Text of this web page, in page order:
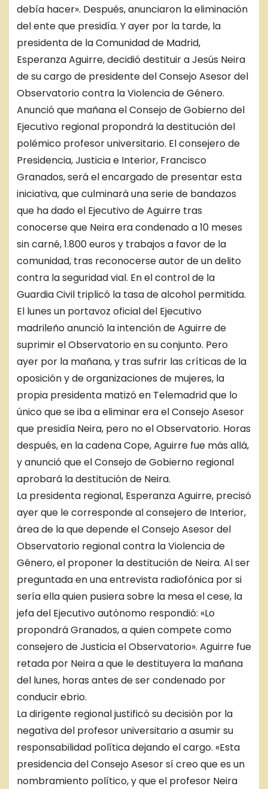
debía hacer». Después, anunciaron la eliminación
del ente que presidía. Y ayer por la tarde, la
presidenta de la Comunidad de Madrid,
Esperanza Aguirre, decidió destituir a Jesús Neira
de su cargo de presidente del Consejo Asesor del
Observatorio contra la Violencia de Género.
Anunció que mañana el Consejo de Gobierno del
Ejecutivo regional propondrá la destitución del
polémico profesor universitario. El consejero de
Presidencia, Justicia e Interior, Francisco
Granados, será el encargado de presentar esta
iniciativa, que culminará una serie de bandazos
que ha dado el Ejecutivo de Aguirre tras
conocerse que Neira era condenado a 10 meses
sin carné, 1.800 euros y trabajos a favor de la
comunidad, tras reconocerse autor de un delito
contra la seguridad vial. En el control de la
Guardia Civil triplicó la tasa de alcohol permitida.
El lunes un portavoz oficial del Ejecutivo
madrileño anunció la intención de Aguirre de
suprimir el Observatorio en su conjunto. Pero
ayer por la mañana, y tras sufrir las críticas de la
oposición y de organizaciones de mujeres, la
propia presidenta matizó en Telemadrid que lo
único que se iba a eliminar era el Consejo Asesor
que presidía Neira, pero no el Observatorio. Horas
después, en la cadena Cope, Aguirre fue más allá,
y anunció que el Consejo de Gobierno regional
aprobará la destitución de Neira.
La presidenta regional, Esperanza Aguirre, precisó
ayer que le corresponde al consejero de Interior,
área de la que depende el Consejo Asesor del
Observatorio regional contra la Violencia de
Género, el proponer la destitución de Neira. Al ser
preguntada en una entrevista radiofónica por si
sería ella quien pusiera sobre la mesa el cese, la
jefa del Ejecutivo autónomo respondió: «Lo
propondrá Granados, a quien compete como
consejero de Justicia el Observatorio». Aguirre fue
retada por Neira a que le destituyera la mañana
del lunes, horas antes de ser condenado por
conducir ebrio.
La dirigente regional justificó su decisión por la
negativa del profesor universitario a asumir su
responsabilidad política dejando el cargo. «Esta
presidencia del Consejo Asesor sí creo que es un
nombramiento político, y que el profesor Neira